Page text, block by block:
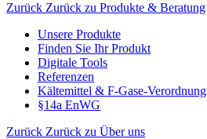
Zurück Zurück zu Produkte & Beratung
Unsere Produkte
Finden Sie Ihr Produkt
Digitale Tools
Referenzen
Kältemittel & F-Gase-Verordnung
§14a EnWG
Zurück Zurück zu Über uns